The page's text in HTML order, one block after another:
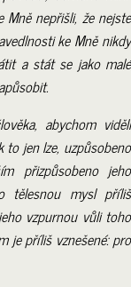
nepřišli, že nejste
ke Mně nikdy
a stát se jako malé
abychom viděli
to jen lze, uzpůsobeno
přizpůsobeno jeho
tělesnou mysl příliš
vzpurnou vůli toho
je příliš vznešené: pro